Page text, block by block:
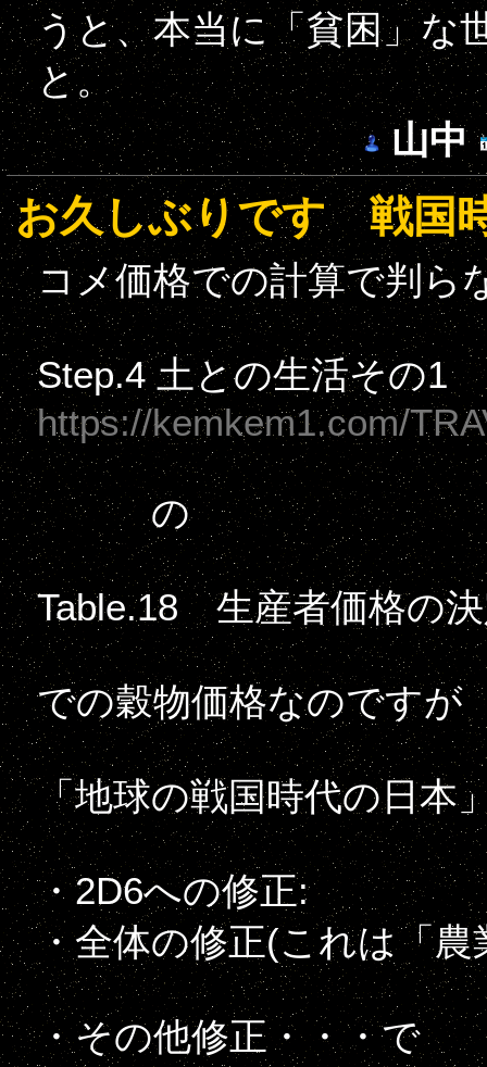
うと、本当に「貧困」な
と。
山中
お久しぶりです 戦国
コメ価格での計算で判ら
Step.4 土との生活その1
https://kemkem1.com/
の
Table.18 生産者価格の
での穀物価格なのですが
「地球の戦国時代の日本
・2D6への修正:
・全体の修正(これは「
・その他修正・・・で